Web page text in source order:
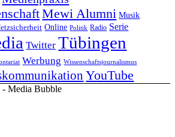
Mewi Alumni Musik
Online Politik Radio Serie
Twitter Tübingen
Werbung Wissenschaftsjournalismus
YouTube
Media Bubble